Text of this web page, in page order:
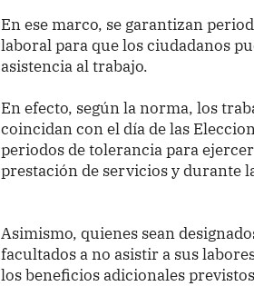
En ese marco, se garantizan
laboral para que los ciudadanos
asistencia al trabajo.
En efecto, según la norma, los
coincidan con el día de las
periodos de tolerancia para
prestación de servicios y durante
Asimismo, quienes sean
facultados a no asistir a sus
los beneficios adicionales